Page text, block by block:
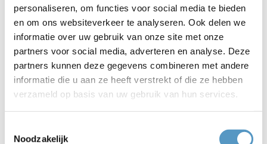
personaliseren, om functies voor social media te bieden
en om ons websiteverkeer te analyseren. Ook delen we
informatie over uw gebruik van onze site met onze
partners voor social media, adverteren en analyse. Deze
partners kunnen deze gegevens combineren met andere
informatie die u aan ze heeft verstrekt of die ze hebben
verzameld op basis van uw gebruik van hun services.
Noodzakelijk
Terugblik Vrijwilligersfeest 2023
29-09-2023